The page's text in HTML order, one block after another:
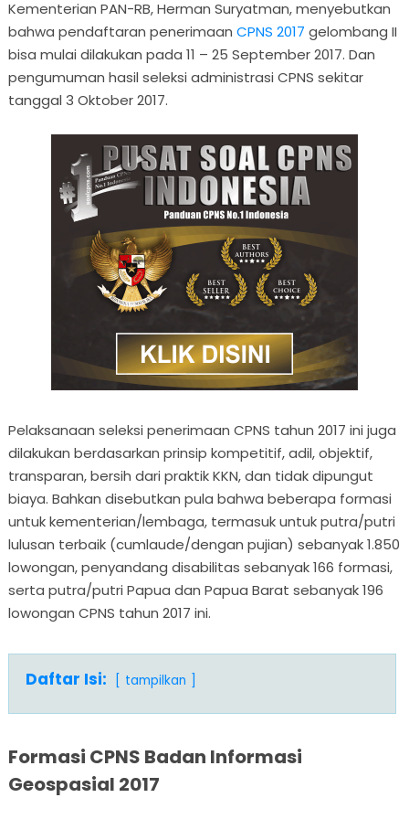
Kementerian PAN-RB, Herman Suryatman, menyebutkan
bahwa pendaftaran penerimaan CPNS 2017 gelombang II
bisa mulai dilakukan pada 11 – 25 September 2017. Dan
pengumuman hasil seleksi administrasi CPNS sekitar
tanggal 3 Oktober 2017.
Pelaksanaan seleksi penerimaan CPNS tahun 2017 ini juga
dilakukan berdasarkan prinsip kompetitif, adil, objektif,
transparan, bersih dari praktik KKN, dan tidak dipungut
biaya. Bahkan disebutkan pula bahwa beberapa formasi
untuk kementerian/lembaga, termasuk untuk putra/putri
lulusan terbaik (cumlaude/dengan pujian) sebanyak 1.850
lowongan, penyandang disabilitas sebanyak 166 formasi,
serta putra/putri Papua dan Papua Barat sebanyak 196
lowongan CPNS tahun 2017 ini.
Daftar Isi: tampilkan
Formasi CPNS Badan Informasi
Geospasial 2017